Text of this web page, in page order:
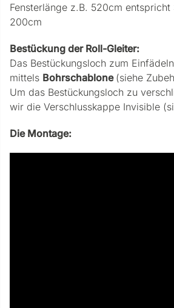
Fensterlänge z.B. 520cm
200cm
Bestückung der Roll-Gleiter:
Das Bestückungsloch zum
mittels Bohrschablone (siehe
Um das Bestückungsloch zu
wir die Verschlusskappe Invisible
Die Montage: